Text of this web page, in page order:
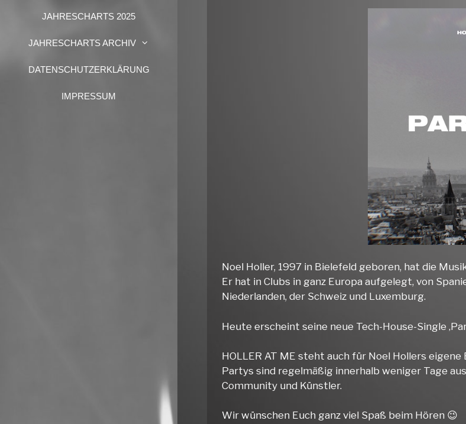
JAHRESCHARTS 2025
JAHRESCHARTS ARCHIV
DATENSCHUTZERKLÄRUNG
IMPRESSUM
Noel Holler, 1997 in Bielefeld geboren, hat die
Er hat in Clubs in ganz Europa aufgelegt, von
Niederlanden, der Schweiz und Luxemburg.
Heute erscheint seine neue Tech-House-Single
HOLLER AT ME steht auch für Noel Hollers
Partys sind regelmäßig innerhalb weniger Tage
Community und Künstler.
Wir wünschen Euch ganz viel Spaß beim Hören 😉